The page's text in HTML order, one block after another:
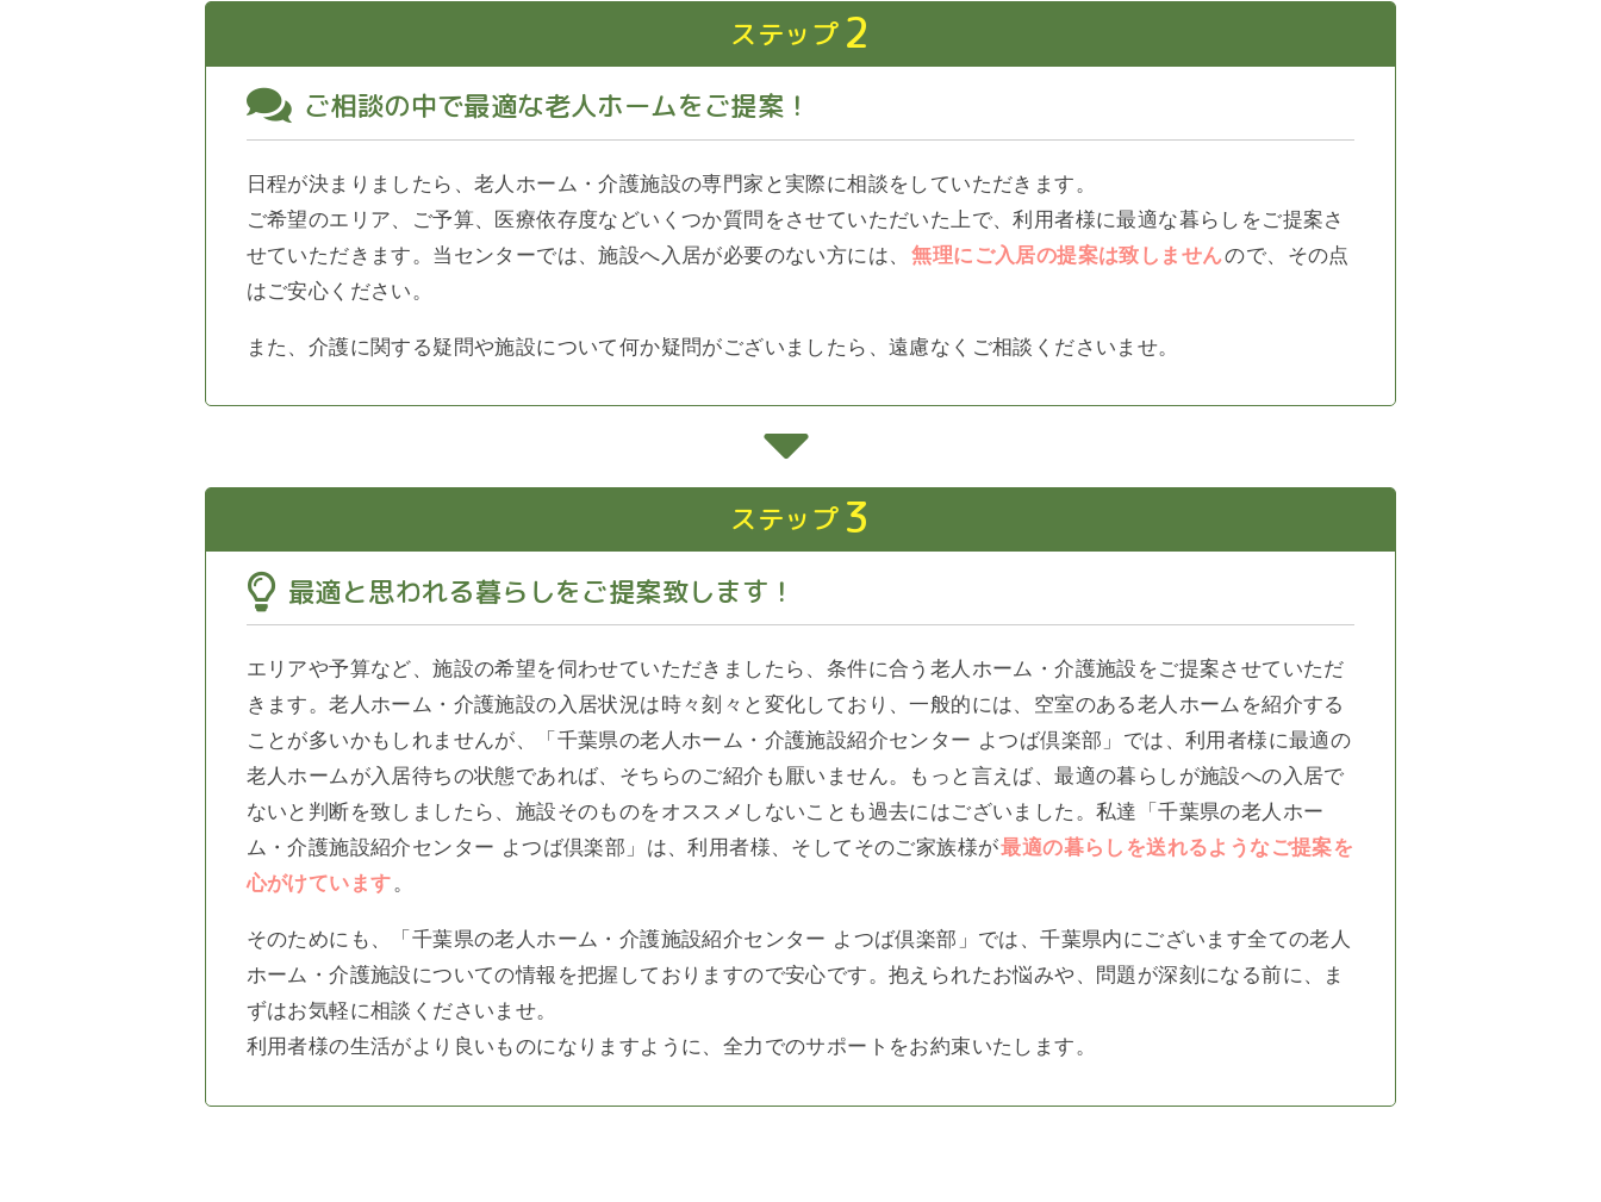
ステップ 2
ご相談の中で最適な老人ホームをご提案！
日程が決まりましたら、老人ホーム・介護施設の専門家と実際に相談をしていただきます。
ご希望のエリア、ご予算、医療依存度などいくつか質問をさせていただいた上で、利用者様に最適な暮らしをご提案さ
せていただきます。当センターでは、施設へ入居が必要のない方には、
無理にご入居の提案は致しませんので、その点
はご安心ください。
また、介護に関する疑問や施設について何か疑問がございましたら、遠慮なくご相談くださいませ。
ステップ 3
最適と思われる暮らしをご提案致します！
エリアや予算など、施設の希望を伺わせていただきましたら、条件に合う老人ホーム・介護施設をご提案させていただ
きます。老人ホーム・介護施設の入居状況は時々刻々と変化しており、一般的には、空室のある老人ホームを紹介する
ことが多いかもしれませんが、「千葉県の老人ホーム・介護施設紹介センター よつば倶楽部」では、利用者様に最適の
老人ホームが入居待ちの状態であれば、そちらのご紹介も厭いません。もっと言えば、最適の暮らしが施設への入居で
ないと判断を致しましたら、施設そのものをオススメしないことも過去にはございました。私達「千葉県の老人ホー
ム・介護施設紹介センター よつば倶楽部」は、利用者様、そしてそのご家族様が最適の暮らしを送れるようなご提案を
心がけています。
そのためにも、「千葉県の老人ホーム・介護施設紹介センター よつば倶楽部」では、千葉県内にございます全ての老人
ホーム・介護施設についての情報を把握しておりますので安心です。抱えられたお悩みや、問題が深刻になる前に、ま
ずはお気軽に相談くださいませ。
利用者様の生活がより良いものになりますように、全力でのサポートをお約束いたします。